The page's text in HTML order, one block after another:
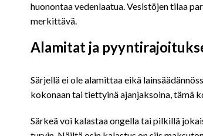
huonontaa vedenlaatua. Vesistöjen tilaa
merkittävä.
Alamitat ja
Särjellä ei ole alamittaa eikä
kokonaan tai tiettyinä ajanjaksoina, tämä
Särkeä voi kalastaa ongella tai pilkillä